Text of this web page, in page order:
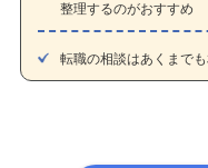
整理するのがおすすめ
転職の相談はあくまで